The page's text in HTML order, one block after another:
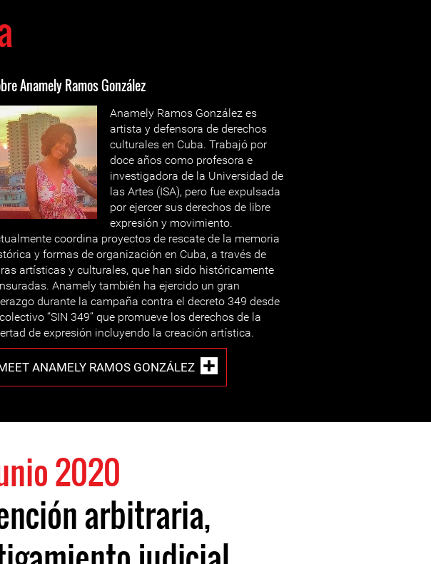
Anamely Ramos González
Anamely Ramos González es
artista y defensora de derechos
culturales en Cuba. Trabajó por
doce años como profesora e
investigadora de la Universidad de
las Artes (ISA), pero fue expulsada
por ejercer sus derechos de libre
expresión y movimiento.
coordina proyectos de rescate de la memoria
y formas de organización en Cuba, a través de
artísticas y culturales, que han sido históricamente
Anamely también ha ejercido un gran
durante la campaña contra el decreto 349 desde
“SIN 349” que promueve los derechos de la
de expresión incluyendo la creación artística.
ANAMELY RAMOS GONZÁLEZ
2020
arbitraria,